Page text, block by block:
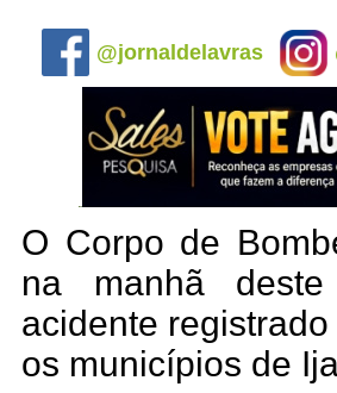
@jornaldelavras
O Corpo de
na manhã
acidente
os municípios de